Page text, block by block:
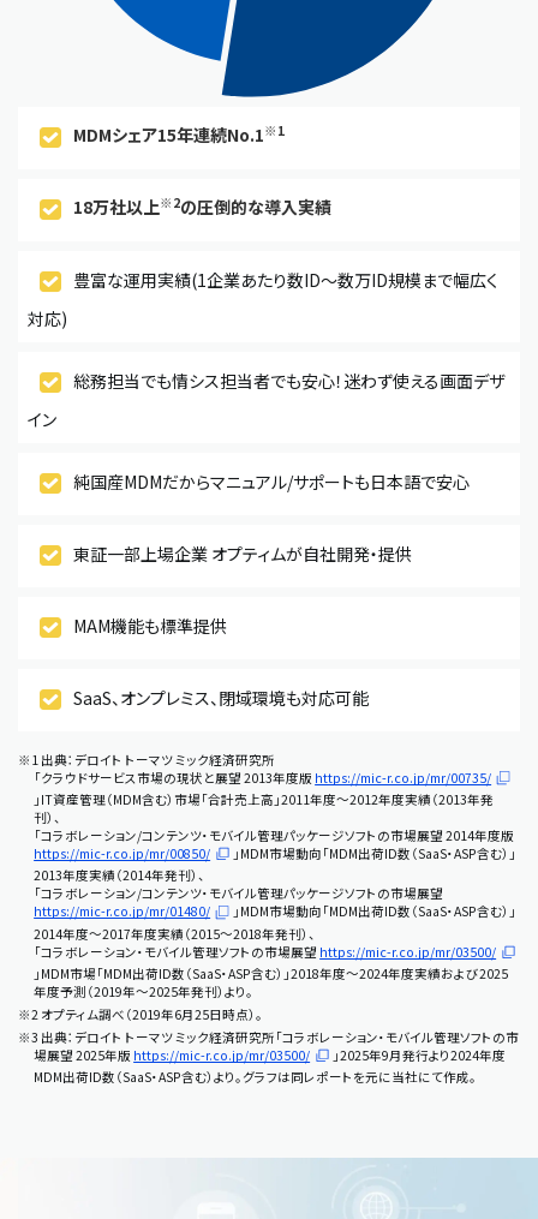
MDMシェア15年連続No.1※1
18万社以上※2の圧倒的な導入実績
豊富な運用実績(1企業あたり数ID〜数万ID規模まで幅広く
対応)
総務担当でも情シス担当者でも安心！迷わず使える画面デザ
イン
純国産MDMだからマニュアル/サポートも日本語で安心
東証一部上場企業 オプティムが自社開発・提供
MAM機能も標準提供
SaaS、オンプレミス、閉域環境も対応可能
※1 出典：デロイト トーマツ ミック経済研究所
「クラウドサービス市場の現状と展望 2013年度版 https://mic-r.co.jp/mr/00735/
」IT資産管理（MDM含む）市場「合計売上高」2011年度～2012年度実績（2013年発
刊）、
「コラボレーション/コンテンツ・モバイル管理パッケージソフトの市場展望 2014年度版
https://mic-r.co.jp/mr/00850/
」MDM市場動向「MDM出荷ID数（SaaS・ASP含む）」
2013年度実績（2014年発刊）、
「コラボレーション/コンテンツ・モバイル管理パッケージソフトの市場展望
https://mic-r.co.jp/mr/01480/
」MDM市場動向「MDM出荷ID数（SaaS・ASP含む）」
2014年度〜2017年度実績（2015～2018年発刊）、
「コラボレーション・モバイル管理ソフトの市場展望 https://mic-r.co.jp/mr/03500/
」MDM市場「MDM出荷ID数（SaaS・ASP含む）」2018年度～2024年度実績および2025
年度予測（2019年〜2025年発刊）より。
※2 オプティム調べ（2019年6月25日時点）。
※3 出典：デロイト トーマツ ミック経済研究所「コラボレーション・モバイル管理ソフトの市
場展望 2025年版 https://mic-r.co.jp/mr/03500/
」2025年9月発行より2024年度
MDM出荷ID数（SaaS・ASP含む）より。グラフは同レポートを元に当社にて作成。